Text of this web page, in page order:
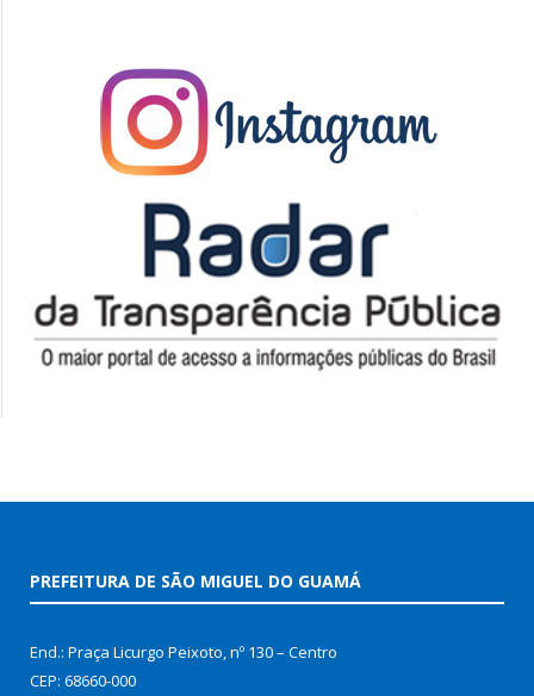
PREFEITURA DE SÃO MIGUEL DO GUAMÁ
End.: Praça Licurgo Peixoto, nº 130 – Centro
CEP: 68660-000